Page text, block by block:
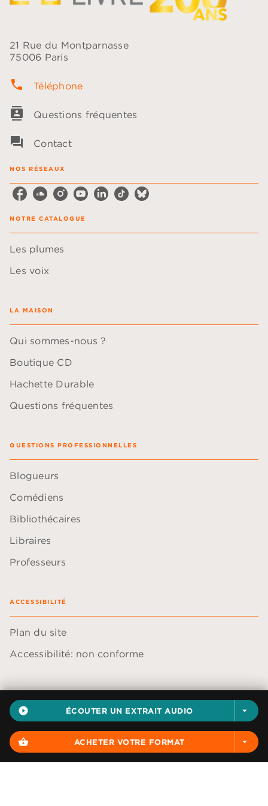
play_circle_filled ÉCOUTER UN EXTRAIT AUDIO arrow_drop_down
shopping_basket ACHETER VOTRE FORMAT arrow_drop_down
21 Rue du Montparnasse
75006 Paris
phone Téléphone
contacts Questions fréquentes
question_answer Contact
NOS RÉSEAUX
NOTRE CATALOGUE
Les plumes
Les voix
LA MAISON
Qui sommes-nous ?
Boutique CD
Hachette Durable
Questions fréquentes
QUESTIONS PROFESSIONNELLES
Blogueurs
Comédiens
Bibliothécaires
Libraires
Professeurs
ACCESSIBILITÉ
Plan du site
Accessibilité: non conforme
Données personnelles
Paramétrer vos cookies
Mentions légales
Conditions générales d'utilisation